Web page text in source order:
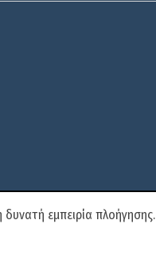
εμπειρία πλοήγησης.